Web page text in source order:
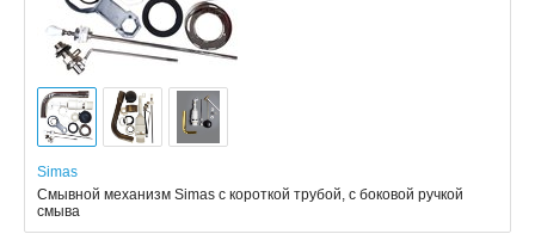
Simas
Смывной механизм Simas с короткой трубой, с боковой ручкой
смыва